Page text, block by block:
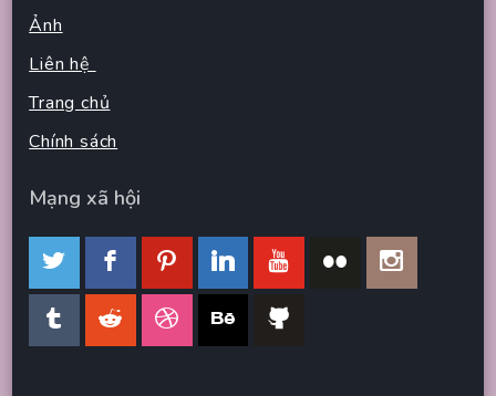
Ảnh
Liên hệ
Trang chủ
Chính sách
Mạng xã hội